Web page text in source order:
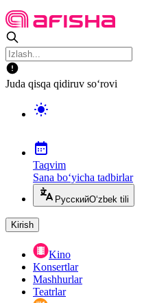
Juda qisqa qidiruv so‘rovi
Taqvim
Sana bo‘yicha tadbirlar
РусскийO‘zbek tili
Kirish
Kino
Konsertlar
Mashhurlar
Teatrlar